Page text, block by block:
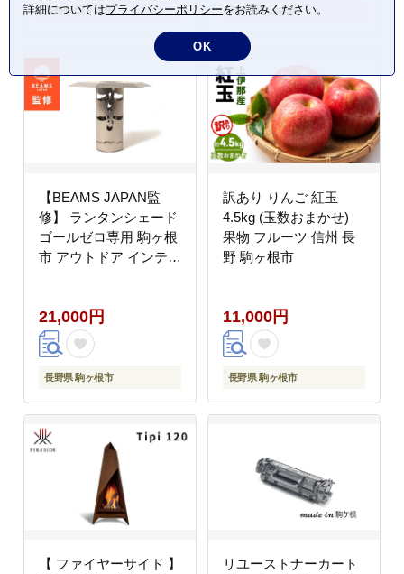
長野県 駒ヶ根市 長野県 駒ヶ根市
【BEAMS JAPAN監
修】 ランタンシェード
ゴールゼロ専用 駒ヶ根
市 アウトドア インテリ
21,000円
長野県 駒ヶ根市
訳あり りんご 紅玉
4.5kg (玉数おまかせ)
果物 フルーツ 信州 長
野 駒ヶ根市
11,000円
長野県 駒ヶ根市
【 ファイヤーサイド 】
リユーストナーカート
詳細についてはプライバシーポリシーをお読みください。
OK